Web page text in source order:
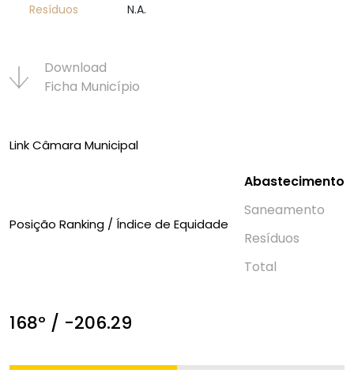
Resí­duos
N.A.
Download
Ficha Municí­pio
Link Câmara Municipal
Posição Ranking / Índice de Equidade
Abastecimento
Saneamento
Resí­duos
Total
168º / -206.29